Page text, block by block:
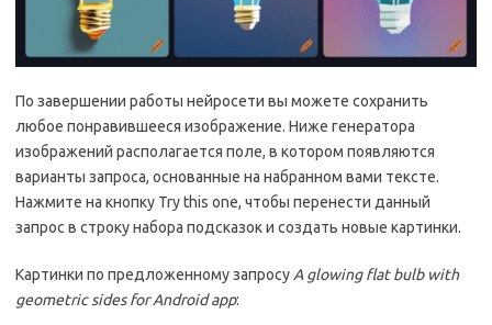
По завершении работы нейросети вы можете сохранить
любое понравившееся изображение. Ниже генератора
изображений располагается поле, в котором появляются
варианты запроса, основанные на набранном вами тексте.
Нажмите на кнопку Try this one, чтобы перенести данный
запрос в строку набора подсказок и создать новые картинки.
Картинки по предложенному запросу A glowing flat bulb with
geometric sides for Android app: